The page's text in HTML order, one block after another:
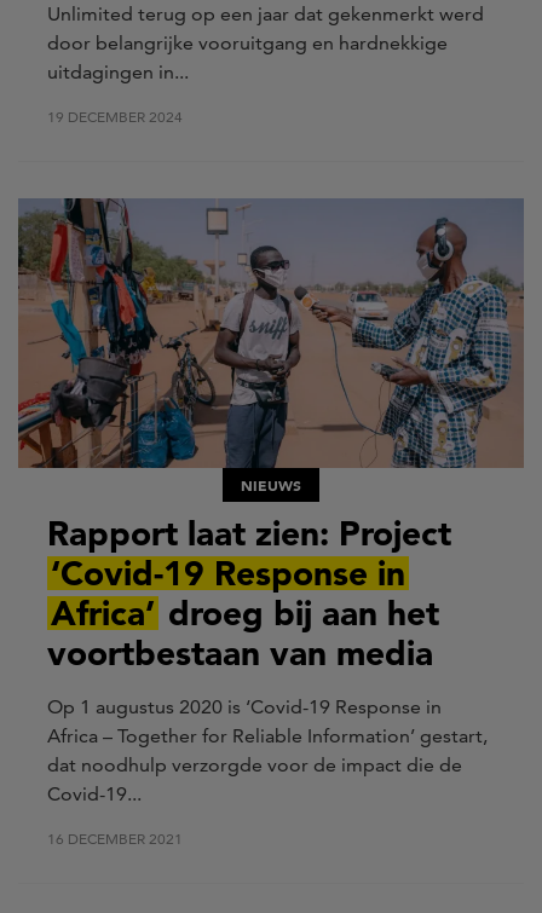
Unlimited terug op een jaar dat gekenmerkt werd
door belangrijke vooruitgang en hardnekkige
uitdagingen in...
19 DECEMBER 2024
NIEUWS
Rapport laat zien: Project
‘Covid-19 Response in
Africa’ droeg bij aan het
voortbestaan van media
Op 1 augustus 2020 is ‘Covid-19 Response in
Africa – Together for Reliable Information’ gestart,
dat noodhulp verzorgde voor de impact die de
Covid-19...
16 DECEMBER 2021